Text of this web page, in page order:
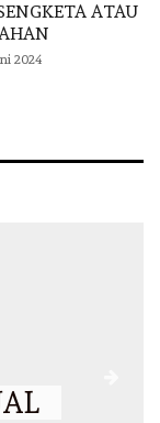
ATAU
2024